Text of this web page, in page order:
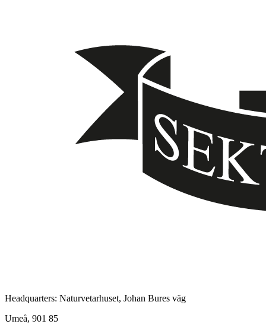
Headquarters: Naturvetarhuset, Johan Bures väg
Umeå, 901 85